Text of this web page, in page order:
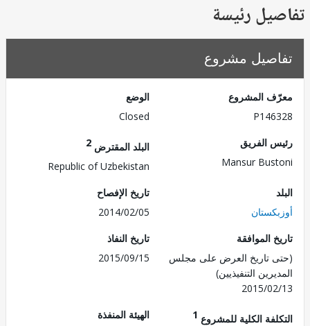
رئيسة
مشروع
المشروع
الفريق
Mansur
البلد المقترض
Republic of Uzbekistan
تاريخ الإفصاح
2014/02/05
الموافقة
تاريخ العرض على مجلس
التنفيذيين)
2015/
تاريخ النفاذ
2015/09/15
الكلية للمشروع1
الهيئة المنفذة